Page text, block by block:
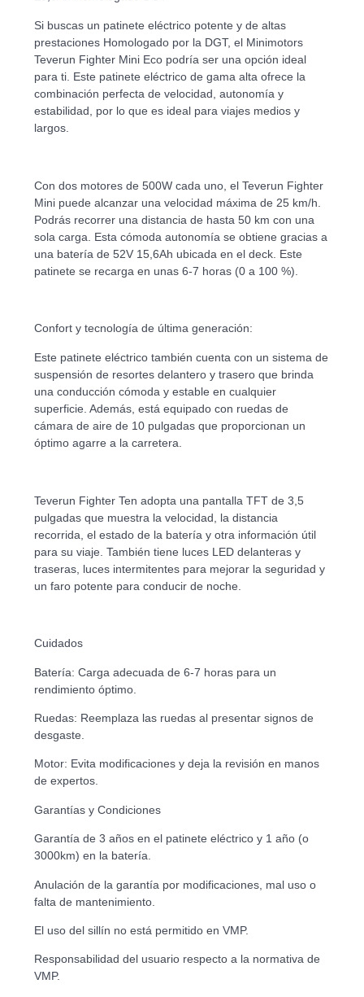
Si buscas un patinete eléctrico potente y de altas
prestaciones Homologado por la DGT, el Minimotors
Teverun Fighter Mini Eco podría ser una opción ideal
para ti. Este patinete eléctrico de gama alta ofrece la
combinación perfecta de velocidad, autonomía y
estabilidad, por lo que es ideal para viajes medios y
largos.
Con dos motores de 500W cada uno, el Teverun Fighter
Mini puede alcanzar una velocidad máxima de 25 km/h.
Podrás recorrer una distancia de hasta 50 km con una
sola carga. Esta cómoda autonomía se obtiene gracias a
una batería de 52V 15,6Ah ubicada en el deck. Este
patinete se recarga en unas 6-7 horas (0 a 100 %).
Confort y tecnología de última generación:
Este patinete eléctrico también cuenta con un sistema de
suspensión de resortes delantero y trasero que brinda
una conducción cómoda y estable en cualquier
superficie. Además, está equipado con ruedas de
cámara de aire de 10 pulgadas que proporcionan un
óptimo agarre a la carretera.
Teverun Fighter Ten adopta una pantalla TFT de 3,5
pulgadas que muestra la velocidad, la distancia
recorrida, el estado de la batería y otra información útil
para su viaje. También tiene luces LED delanteras y
traseras, luces intermitentes para mejorar la seguridad y
un faro potente para conducir de noche.
Cuidados
Batería: Carga adecuada de 6-7 horas para un
rendimiento óptimo.
Ruedas: Reemplaza las ruedas al presentar signos de
desgaste.
Motor: Evita modificaciones y deja la revisión en manos
de expertos.
Garantías y Condiciones
Garantía de 3 años en el patinete eléctrico y 1 año (o
3000km) en la batería.
Anulación de la garantía por modificaciones, mal uso o
falta de mantenimiento.
El uso del sillín no está permitido en VMP.
Responsabilidad del usuario respecto a la normativa de
VMP.